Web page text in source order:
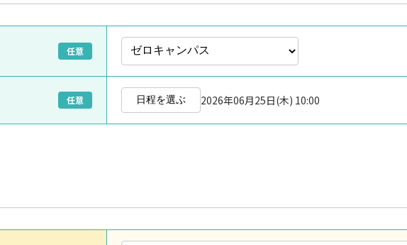
任意
任意 日程を選ぶ 2026年06月25日(木) 10:00